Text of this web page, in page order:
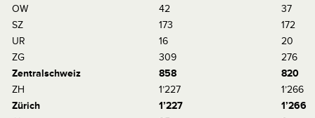
OW
42
37
SZ
173
172
UR
16
20
ZG
309
276
Zentralschweiz
858
820
ZH
1’227
1’266
Zürich
1’227
1’266